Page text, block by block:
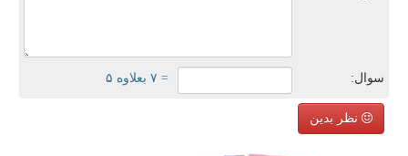
سوال: = ۷ بعلاوه ۵
نظر بدین